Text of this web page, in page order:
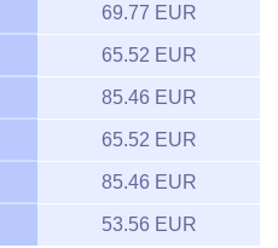
69.77 EUR
65.52 EUR
85.46 EUR
65.52 EUR
85.46 EUR
53.56 EUR